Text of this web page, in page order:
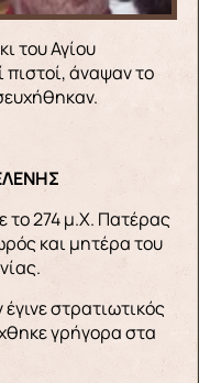
του Αγίου
άναψαν το
το 274 μ.Χ. Πατέρας
και μητέρα του
στρατιωτικός
γρήγορα στα